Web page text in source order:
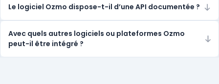
Le logiciel Ozmo dispose-t-il d’une API documentée ?
Avec quels autres logiciels ou plateformes Ozmo
peut-il être intégré ?